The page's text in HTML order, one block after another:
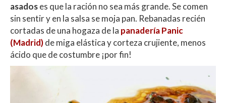
asadoses que la ración no sea más grande. Se comen
sin sentir y en la salsa se moja pan. Rebanadas recién
cortadas de una hogaza de la panadería Panic
(Madrid)de miga elástica y corteza crujiente, menos
ácido que de costumbre ¡por fin!